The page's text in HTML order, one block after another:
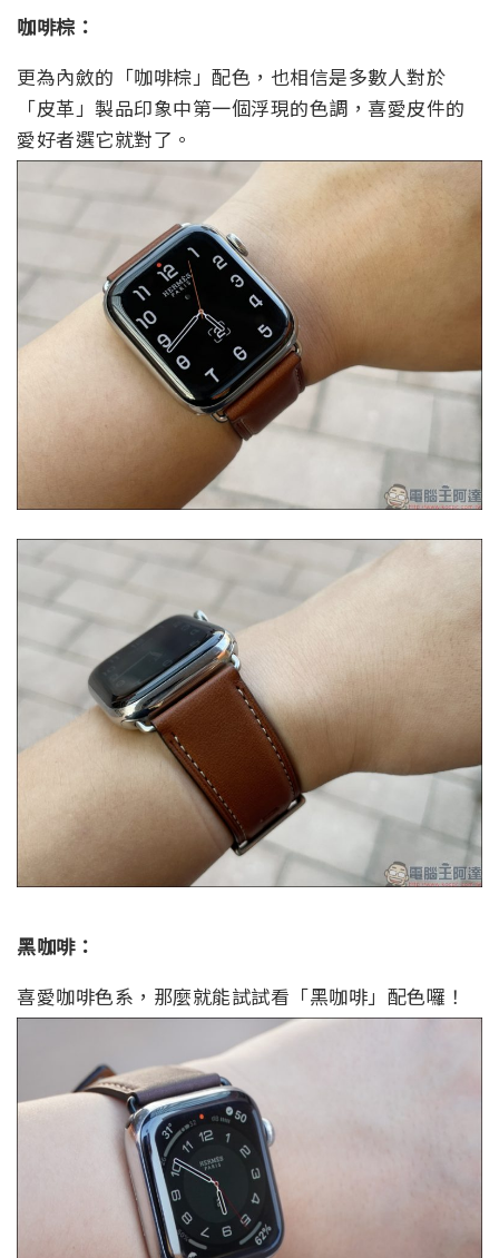
咖啡棕：
更為內斂的「咖啡棕」配色，也相信是多數人對於
「皮革」製品印象中第一個浮現的色調，喜愛皮件的
愛好者選它就對了。
黑咖啡：
喜愛咖啡色系，那麼就能試試看「黑咖啡」配色囉！